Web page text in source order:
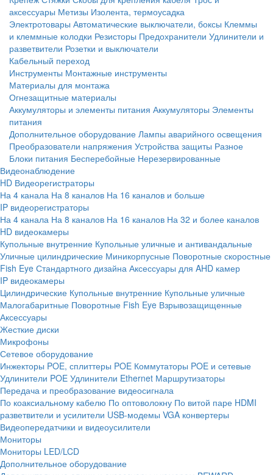
аксессуары Метизы Изолента, термоусадка
Электротовары Автоматические выключатели, боксы Клеммы
и клеммные колодки Резисторы Предохранители Удлинители и
разветвители Розетки и выключатели
Кабельный переход
Инструменты Монтажные инструменты
Материалы для монтажа
Огнезащитные материалы
Аккумуляторы и элементы питания Аккумуляторы Элементы
питания
Дополнительное оборудование Лампы аварийного освещения
Преобразователи напряжения Устройства защиты Разное
Блоки питания Бесперебойные Нерезервированные
Видеонаблюдение
HD Видеорегистраторы
На 4 канала На 8 каналов На 16 каналов и больше
IP видеорегистраторы
На 4 канала На 8 каналов На 16 каналов На 32 и более каналов
HD видеокамеры
Купольные внутренние Купольные уличные и антивандальные
Уличные цилиндрические Миникорпусные Поворотные скоростные
Fish Eye Стандартного дизайна Аксессуары для AHD камер
IP видеокамеры
Цилиндрические Купольные внутренние Купольные уличные
Малогабаритные Поворотные Fish Eye Взрывозащищенные
Аксессуары
Жесткие диски
Микрофоны
Сетевое оборудование
Инжекторы POE, сплиттеры POE Коммутаторы POE и сетевые
Удлинители POE Удлинители Ethernet Маршрутизаторы
Передача и преобразование видеосигнала
По коаксиальному кабелю По оптоволокну По витой паре HDMI
разветвители и усилители USB-модемы VGA конвертеры
Видеопередатчики и видеоусилители
Мониторы
Мониторы LED/LCD
Дополнительное оборудование